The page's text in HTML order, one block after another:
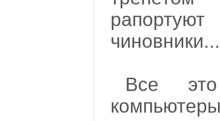
чиновники...
Все